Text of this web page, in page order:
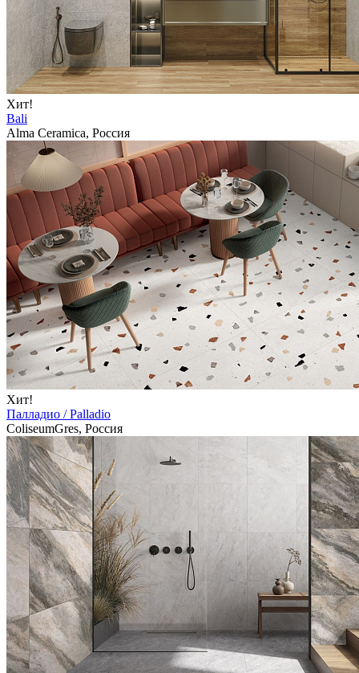
Хит!
Bali
Alma Ceramica, Россия
Хит!
Палладио / Palladio
ColiseumGres, Россия